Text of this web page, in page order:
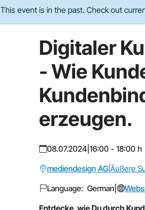
This event is in the past. Check out
Digitaler
- Wie
erzeugen.
08.07.2024 16:00 - 18:00 h
mediendesign AG Äußere
Language: German
Entdecke, wie Du durch